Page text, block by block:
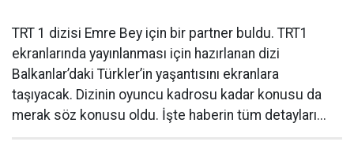
TRT 1 dizisi Emre Bey için bir partner buldu. TRT1
ekranlarında yayınlanması için hazırlanan dizi
Balkanlar’daki Türkler’in yaşantısını ekranlara
taşıyacak. Dizinin oyuncu kadrosu kadar konusu da
merak söz konusu oldu. İşte haberin tüm detayları...